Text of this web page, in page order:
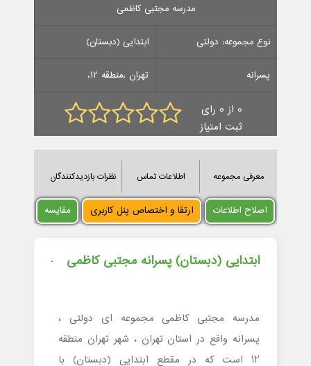
مدرسه مجتبی کاظمی
نوع مجموعه: دولتی ابتدایی (دبستان)
پسرانه تهران ،منطقه 12،
0 از 0 رای
ثبت امتیاز
معرفی مجموعه اطلاعات تماس نظرات بازدیدکنندگان
اصلاح اطلاعات ارتقا و اختصاص پنل کاربری مقایسه
ابتدایی (دبستان) پسرانه مجتبی کاظمی
مدرسه مجتبی کاظمی مجموعه ای دولتی ،
پسرانه واقع در استان تهران ، شهر تهران منطقه
12 است که در مقطع ابتدایی (دبستان) با